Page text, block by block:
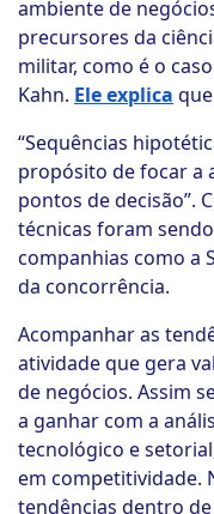
ambiente de
precursores da
militar, como é o
Kahn. Ele explica
“Sequências
propósito de focar a
pontos de decisão”.
técnicas foram
companhias como a
da concorrência.
Acompanhar as
atividade que gera
de negócios. Assim
a ganhar com a
tecnológico e
em competitividade.
tendências dentro